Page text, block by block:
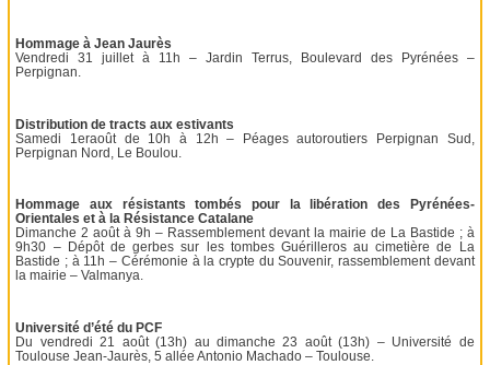
Hommage à Jean Jaurès
Vendredi 31 juillet à 11h – Jardin Terrus, Boulevard des Pyrénées –
Perpignan.
Distribution de tracts aux estivants
Samedi 1eraoût de 10h à 12h – Péages autoroutiers Perpignan Sud,
Perpignan Nord, Le Boulou.
Hommage aux résistants tombés pour la libération des Pyrénées-
Orientales et à la Résistance Catalane
Dimanche 2 août à 9h – Rassemblement devant la mairie de La Bastide ; à
9h30 – Dépôt de gerbes sur les tombes Guérilleros au cimetière de La
Bastide ; à 11h – Cérémonie à la crypte du Souvenir, rassemblement devant
la mairie – Valmanya.
Université d’été du PCF
Du vendredi 21 août (13h) au dimanche 23 août (13h) – Université de
Toulouse Jean-Jaurès, 5 allée Antonio Machado – Toulouse.